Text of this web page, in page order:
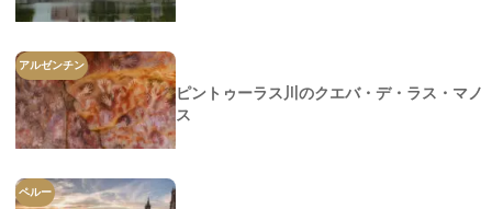
アルゼンチン
ピントゥーラス川のクエバ・デ・ラス・マノ
ス
ペルー